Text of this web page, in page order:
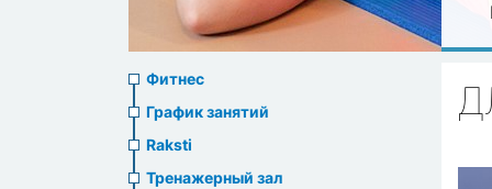
Sports
menu
Фитнес
График занятий
Raksti
Тренажерный зал